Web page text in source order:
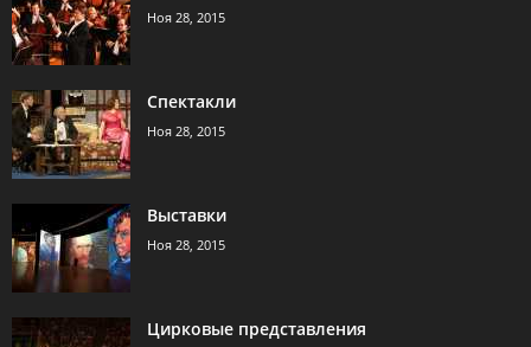
Ноя 28, 2015
Спектакли
Ноя 28, 2015
Выставки
Ноя 28, 2015
Цирковые представления